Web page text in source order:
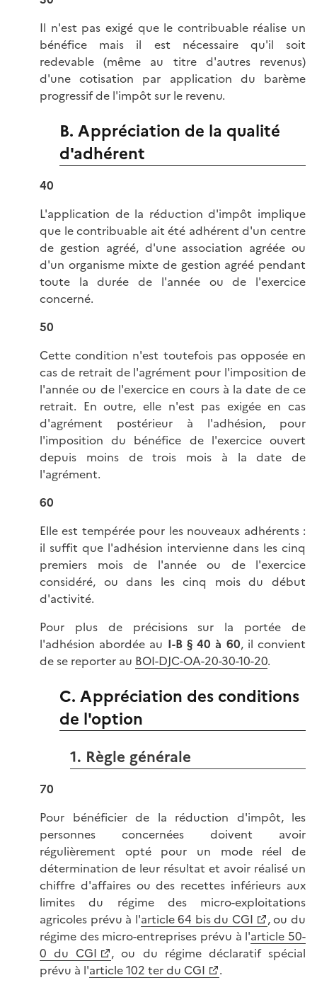
Il n'est pas exigé que le contribuable réalise un
bénéfice mais il est nécessaire qu'il soit
redevable (même au titre d'autres revenus)
d'une cotisation par application du barème
progressif de l'impôt sur le revenu.
B. Appréciation de la qualité
d'adhérent
40
L'application de la réduction d'impôt implique
que le contribuable ait été adhérent d'un centre
de gestion agréé, d'une association agréée ou
d'un organisme mixte de gestion agréé pendant
toute la durée de l'année ou de l'exercice
concerné.
50
Cette condition n'est toutefois pas opposée en
cas de retrait de l'agrément pour l'imposition de
l'année ou de l'exercice en cours à la date de ce
retrait. En outre, elle n'est pas exigée en cas
d'agrément postérieur à l'adhésion, pour
l'imposition du bénéfice de l'exercice ouvert
depuis moins de trois mois à la date de
l'agrément.
60
Elle est tempérée pour les nouveaux adhérents :
il suffit que l'adhésion intervienne dans les cinq
premiers mois de l'année ou de l'exercice
considéré, ou dans les cinq mois du début
d'activité.
Pour plus de précisions sur la portée de
l'adhésion abordée au I-B § 40 à 60, il convient
de se reporter au BOI-DJC-OA-20-30-10-20.
C. Appréciation des conditions
de l'option
1. Règle générale
70
Pour bénéficier de la réduction d'impôt, les
personnes concernées doivent avoir
régulièrement opté pour un mode réel de
détermination de leur résultat et avoir réalisé un
chiffre d'affaires ou des recettes inférieurs aux
limites du régime des micro-exploitations
agricoles prévu à l'article 64 bis du CGI
, ou du
régime des micro-entreprises prévu à l'article 50-
0 du CGI
, ou du régime déclaratif spécial
prévu à l'article 102 ter du CGI
.